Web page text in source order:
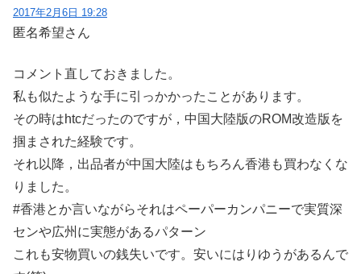
2017年2月6日 19:28
匿名希望さん
コメント直しておきました。
私も似たような手に引っかかったことがあります。
その時はhtcだったのですが，中国大陸版のROM改造版を
掴まされた経験です。
それ以降，出品者が中国大陸はもちろん香港も買わなくな
りました。
#香港とか言いながらそれはペーパーカンパニーで実質深
センや広州に実態があるパターン
これも安物買いの銭失いです。安いにはりゆうがあるんで